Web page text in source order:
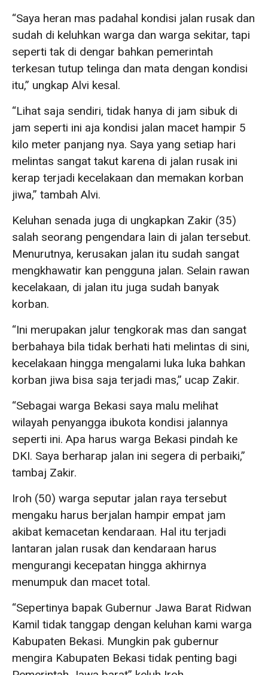
“Saya heran mas padahal kondisi jalan rusak dan
sudah di keluhkan warga dan warga sekitar, tapi
seperti tak di dengar bahkan pemerintah
terkesan tutup telinga dan mata dengan kondisi
itu,” ungkap Alvi kesal.
“Lihat saja sendiri, tidak hanya di jam sibuk di
jam seperti ini aja kondisi jalan macet hampir 5
kilo meter panjang nya. Saya yang setiap hari
melintas sangat takut karena di jalan rusak ini
kerap terjadi kecelakaan dan memakan korban
jiwa,” tambah Alvi.
Keluhan senada juga di ungkapkan Zakir (35)
salah seorang pengendara lain di jalan tersebut.
Menurutnya, kerusakan jalan itu sudah sangat
mengkhawatir kan pengguna jalan. Selain rawan
kecelakaan, di jalan itu juga sudah banyak
korban.
“Ini merupakan jalur tengkorak mas dan sangat
berbahaya bila tidak berhati hati melintas di sini,
kecelakaan hingga mengalami luka luka bahkan
korban jiwa bisa saja terjadi mas,” ucap Zakir.
“Sebagai warga Bekasi saya malu melihat
wilayah penyangga ibukota kondisi jalannya
seperti ini. Apa harus warga Bekasi pindah ke
DKI. Saya berharap jalan ini segera di perbaiki,”
tambaj Zakir.
Iroh (50) warga seputar jalan raya tersebut
mengaku harus berjalan hampir empat jam
akibat kemacetan kendaraan. Hal itu terjadi
lantaran jalan rusak dan kendaraan harus
mengurangi kecepatan hingga akhirnya
menumpuk dan macet total.
“Sepertinya bapak Gubernur Jawa Barat Ridwan
Kamil tidak tanggap dengan keluhan kami warga
Kabupaten Bekasi. Mungkin pak gubernur
mengira Kabupaten Bekasi tidak penting bagi